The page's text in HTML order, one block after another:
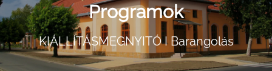
Programok
KIÁLLÍTÁSMEGNYITÓ I Barangolás